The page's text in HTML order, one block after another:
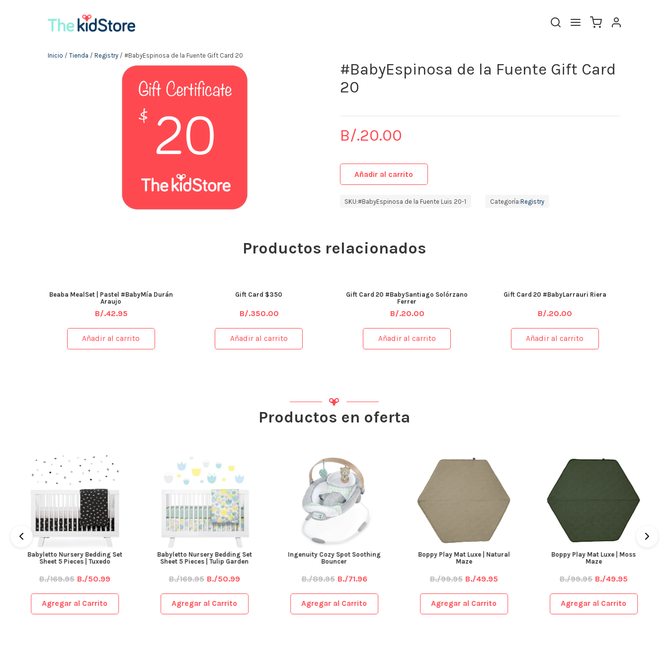
Inicio / Tienda / Registry / #BabyEspinosa de la Fuente Gift Card 20
#BabyEspinosa de la Fuente Gift Card
20
B/.20.00
Añadir al carrito
SKU:#BabyEspinosa de la Fuente Luis 20-1 Categoría:Registry
Productos relacionados
Beaba MealSet | Pastel #BabyMía Durán
Araujo
B/.42.95
Añadir al carrito
Gift Card $350
B/.350.00
Añadir al carrito
Gift Card 20 #BabySantiago Solórzano
Ferrer
B/.20.00
Añadir al carrito
Gift Card 20 #BabyLarrauri Riera
B/.20.00
Añadir al carrito
Productos en oferta
Babyletto Nursery Bedding Set
Sheet 5 Pieces | Tuxedo
B./169.95 B./50.99
Agregar al Carrito
Babyletto Nursery Bedding Set
Sheet 5 Pieces | Tulip Garden
B./169.95 B./50.99
Agregar al Carrito
Ingenuity Cozy Spot Soothing
Bouncer
B./89.95 B./71.96
Agregar al Carrito
Boppy Play Mat Luxe | Natural
Maze
B./99.95 B./49.95
Agregar al Carrito
Boppy Play Mat Luxe | Moss
Maze
B./99.95 B./49.95
Agregar al Carrito